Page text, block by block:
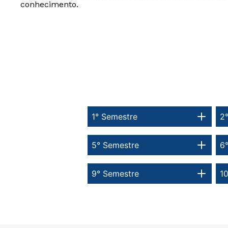
conhecimento.
1° Semestre
9° Semestre
5° Semestre